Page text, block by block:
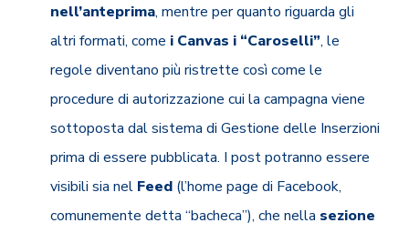
nell’anteprima, mentre per quanto riguarda gli
altri formati, come i Canvas i “Caroselli”, le
regole diventano più ristrette così come le
procedure di autorizzazione cui la campagna viene
sottoposta dal sistema di Gestione delle Inserzioni
prima di essere pubblicata. I post potranno essere
visibili sia nel Feed (l’home page di Facebook,
comunemente detta “bacheca”), che nella sezione